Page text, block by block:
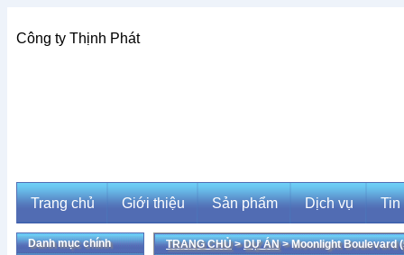
Công ty Thịnh Phát
Trang chủ
Trang chủ
Giới thiệu
Giới thiệu
Sản phẩm
Sản phẩm
Dịch vụ
Dịch vụ
Tin
Tin
Danh mục chính TRANG CHỦ>DỰ ÁN> Moonlight Boulevard